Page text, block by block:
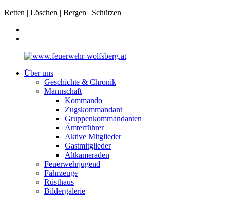
Retten | Löschen | Bergen | Schützen
Über uns
Geschichte & Chronik
Mannschaft
Kommando
Zugskommandant
Gruppenkommandanten
Ämterführer
Aktive Mitglieder
Gastmitglieder
Altkameraden
Feuerwehrjugend
Fahrzeuge
Rüsthaus
Bildergalerie